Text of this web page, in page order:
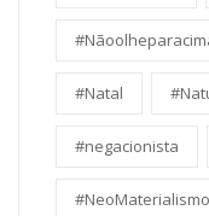
#Natal
#negacionista
#NeoMaterialismo